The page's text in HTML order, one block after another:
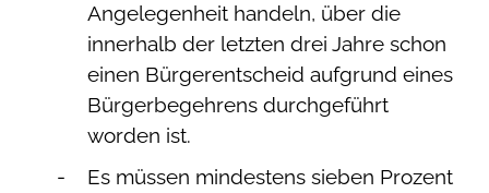
Angelegenheit handeln, über die
innerhalb der letzten drei Jahre schon
einen Bürgerentscheid aufgrund eines
Bürgerbegehrens durchgeführt
worden ist.
Es müssen mindestens sieben Prozent